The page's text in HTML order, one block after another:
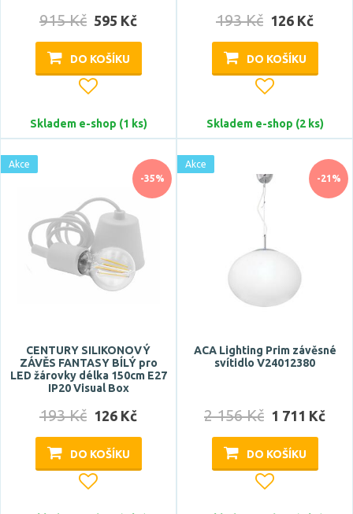
Výška
Šířka
915 Kč 595 Kč
DO KOŠÍKU
Skladem e-shop (1 ks)
193 Kč 126 Kč
DO KOŠÍKU
Skladem e-shop (2 ks)
-35%
Akce
CENTURY SILIKONOVÝ
ZÁVĚS FANTASY BÍLÝ pro
LED žárovky délka 150cm E27
IP20 Visual Box
193 Kč 126 Kč
DO KOŠÍKU
-21%
Akce
ACA Lighting Prim závěsné
svítidlo V24012380
2 156 Kč 1 711 Kč
DO KOŠÍKU